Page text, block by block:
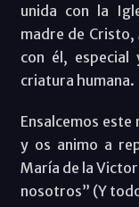
unida con la
madre de
con él,
criatura humana.
Ensalcemos
y os animo a
María de la
nosotros” (Y